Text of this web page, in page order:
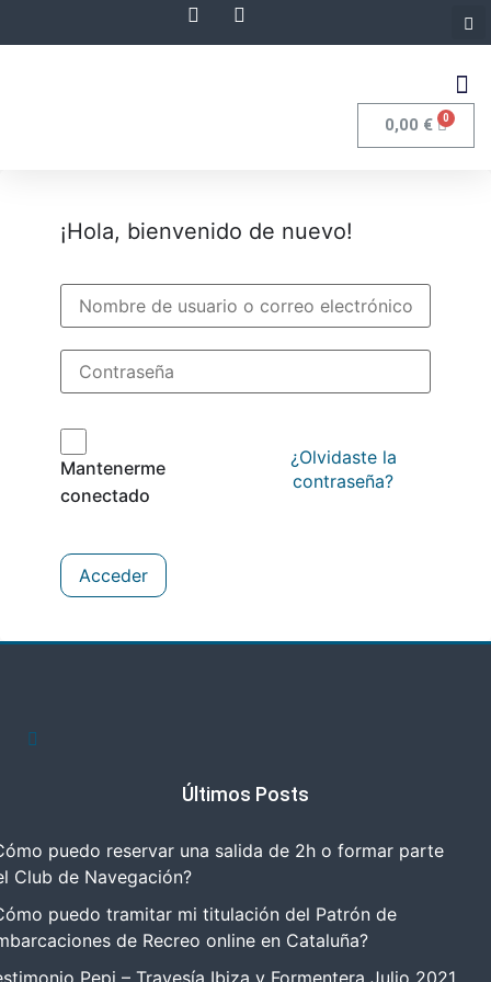
0,00 € 0
¡Hola, bienvenido de nuevo!
Mantenerme
conectado
¿Olvidaste la
contraseña?
Acceder
Últimos Posts
puedo reservar una salida de 2h o formar parte
Club de Navegación?
puedo tramitar mi titulación del Patrón de
de Recreo online en Cataluña?
Pepi – Travesía Ibiza y Formentera Julio 2021